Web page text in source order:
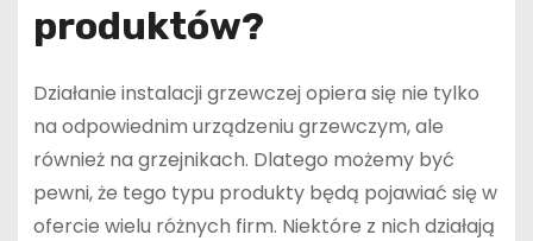
produktów?
Działanie instalacji grzewczej opiera się nie tylko
na odpowiednim urządzeniu grzewczym, ale
również na grzejnikach. Dlatego możemy być
pewni, że tego typu produkty będą pojawiać się w
ofercie wielu różnych firm. Niektóre z nich działają